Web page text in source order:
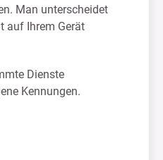
Man unterscheidet
auf Ihrem Gerät
Dienste
Kennungen.